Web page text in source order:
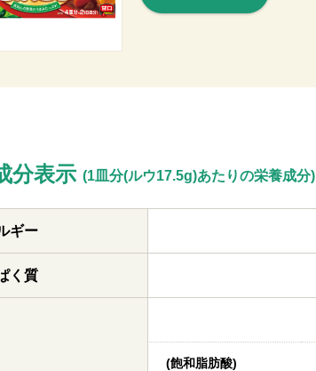
分表示 (1皿分(ルウ17.5g)あたりの栄養成分)
ギー
く質
(飽和脂肪酸)